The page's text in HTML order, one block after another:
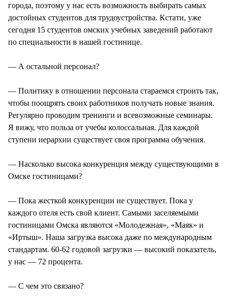
города, поэтому у нас есть возможность выбирать самых
достойных студентов для трудоустройства. Кстати, уже
сегодня 15 студентов омских учебных заведений работают
по специальности в нашей гостинице.
— А остальной персонал?
— Политику в отношении персонала стараемся строить так,
чтобы поощрять своих работников получать новые знания.
Регулярно проводим тренинги и всевозможные семинары.
Я вижу, что польза от учебы колоссальная. Для каждой
ступени иерархии существует своя программа обучения.
— Насколько высока конкуренция между существующими в
Омске гостиницами?
— Пока жесткой конкуренции не существует. Пока у
каждого отеля есть свой клиент. Самыми заселяемыми
гостиницами Омска являются «Молодежная», «Маяк» и
«Иртыш». Наша загрузка высока даже по международным
стандартам. 60-62 годовой загрузки — высокий показатель,
у нас — 72 процента.
— С чем это связано?